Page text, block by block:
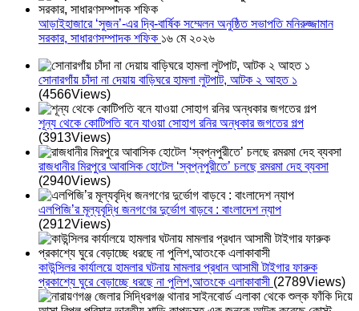
আড়াইহাজারে ‘সুজন’-এর দ্বি-বার্ষিক সম্মেলন অনুষ্ঠিত সভাপতি মনিরুজ্জামান
সরকার, সাধারণসম্পাদক শফিক ১৬ মে ২০২৬
সোনারগাঁয় চাঁদা না দেয়ায় বাড়িঘরে হামলা লুটপাট, আটক ২ আহত ১
(4566Views)
শূন্য থেকে কোটিপতি বনে যাওয়া সোহাগ রনির অন্ধকার জগতের গল্প
(3913Views)
রাজধানীর মিরপুরে আবাসিক হোটেল ‘স্বপ্নপুরীতে’ চলছে রমরমা দেহ ব্যবসা
(2940Views)
এলপিজি’র মূল্যবৃদ্ধি জনগণের দুর্ভোগ বাড়বে : বাংলাদেশ ন্যাপ
(2912Views)
কাউন্সিলর কার্যালয়ে হামলার ঘটনায় মামলার প্রধান আসামী টাইগার ফারুক
প্রকাশ্যে ঘুরে বেড়াচ্ছে ধরছে না পুলিশ,আতংকে এলাকাবাসী (2789Views)